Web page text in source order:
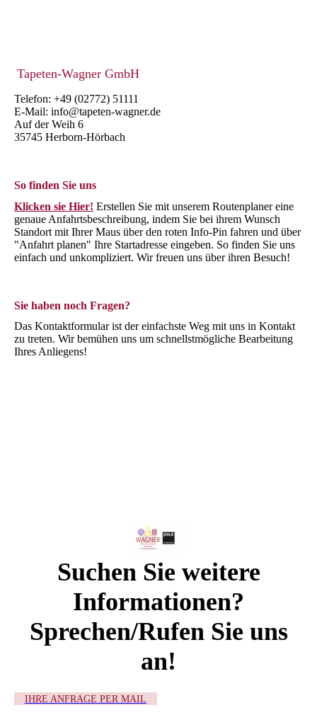
Tapeten-Wagner GmbH
Telefon: +49 (02772) 51111
E-Mail: info@tapeten-wagner.de
Auf der Weih 6
35745 Herborn-Hörbach
So finden Sie uns
Klicken sie Hier! Erstellen Sie mit unserem Routenplaner eine
genaue Anfahrtsbeschreibung, indem Sie bei ihrem Wunsch
Standort mit Ihrer Maus über den roten Info-Pin fahren und über
"Anfahrt planen" Ihre Startadresse eingeben. So finden Sie uns
einfach und unkompliziert. Wir freuen uns über ihren Besuch!
Sie haben noch Fragen?
Das Kontaktformular ist der einfachste Weg mit uns in Kontakt
zu treten. Wir bemühen uns um schnellstmögliche Bearbeitung
Ihres Anliegens!
Suchen Sie weitere
Informationen?
Sprechen/Rufen Sie uns
an!
IHRE ANFRAGE PER MAIL